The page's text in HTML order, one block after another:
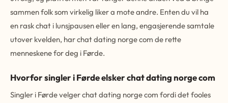
sammen folk som virkelig liker a mote andre. Enten du vil ha
en rask chat i lunsjpausen eller en lang, engasjerende samtale
utover kvelden, har chat dating norge com de rette
menneskene for deg i Førde.
Hvorfor singler i Førde elsker chat dating norge com
Singler i Førde velger chat dating norge com fordi det fooles